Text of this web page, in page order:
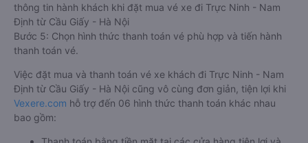
thông tin hành khách khi đặt mua vé xe đi Trực Ninh - Nam
Định từ Cầu Giấy - Hà Nội
Bước 5: Chọn hình thức thanh toán vé phù hợp và tiến hành
thanh toán vé.
Việc đặt mua và thanh toán vé xe khách đi Trực Ninh - Nam
Định từ Cầu Giấy - Hà Nội cũng vô cùng đơn giản, tiện lợi khi
Vexere.com hỗ trợ đến 06 hình thức thanh toán khác nhau
bao gồm: